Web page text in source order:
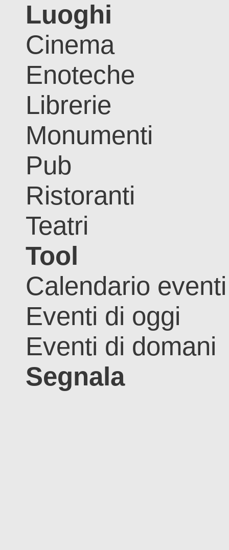
Luoghi
Cinema
Enoteche
Librerie
Monumenti
Pub
Ristoranti
Teatri
Tool
Calendario eventi
Eventi di oggi
Eventi di domani
Segnala